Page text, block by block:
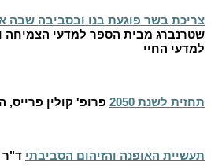
צריכת בשר פוגעת בנו ובסביבה שבה
שטרנברג מבית הספר למדעי הצמיחה
למדעי החיי
תחזית לשנת 2050 פרופ' קולין פרייס,
תעשיית האופנה והזיהום הסביבתי ד"ר